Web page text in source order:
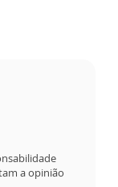
a opinião